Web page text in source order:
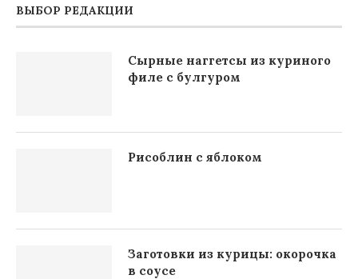
ВЫБОР РЕДАКЦИИ
Сырные наггетсы из куриного
филе с булгуром
Рисоблин с яблоком
Заготовки из курицы: окорочка
в соусе